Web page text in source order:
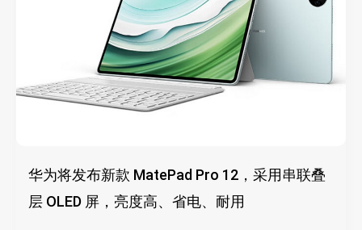
华为将发布新款 MatePad Pro 12，采用串联叠
层 OLED 屏，亮度高、省电、耐用